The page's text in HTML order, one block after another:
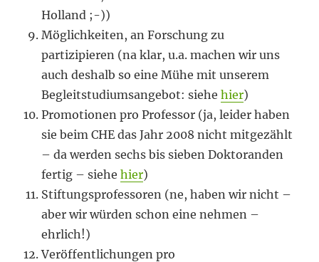
Holland ;-))
Möglichkeiten, an Forschung zu
partizipieren (na klar, u.a. machen wir uns
auch deshalb so eine Mühe mit unserem
Begleitstudiumsangebot: siehehier)
Promotionen pro Professor (ja, leider haben
sie beim CHE das Jahr 2008 nicht mitgezählt
– da werden sechs bis sieben Doktoranden
fertig – siehehier)
Stiftungsprofessoren (ne, haben wir nicht –
aber wir würden schon eine nehmen –
ehrlich!)
Veröffentlichungen pro